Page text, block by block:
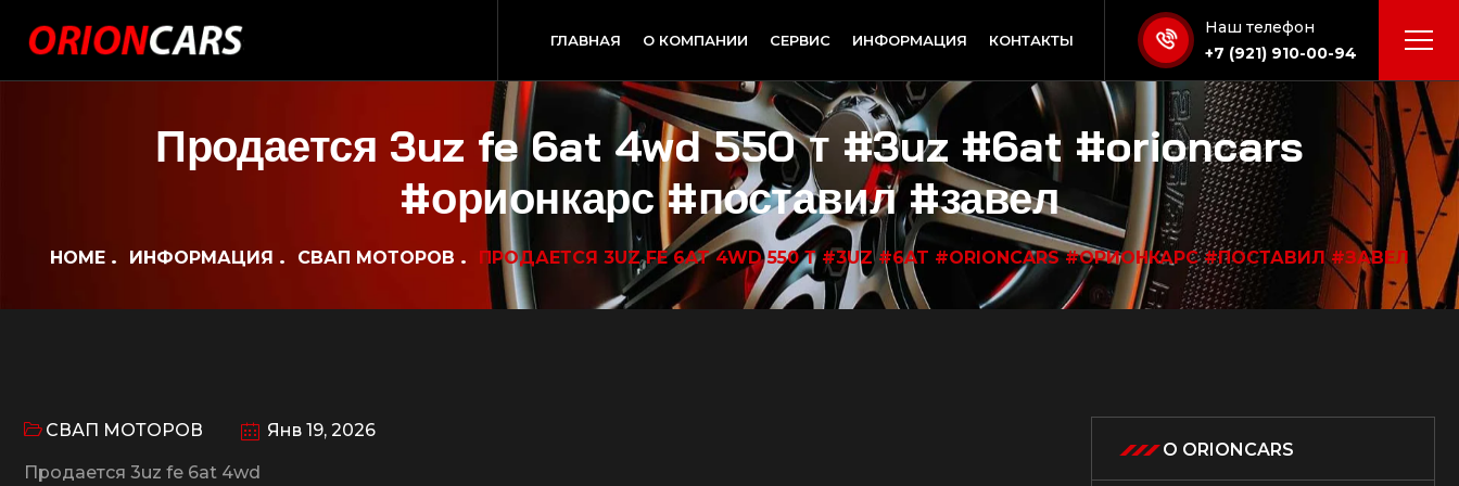
ГЛАВНАЯ О КОМПАНИИ СЕРВИС ИНФОРМАЦИЯ КОНТАКТЫ
Наш телефон
+7 (921) 910-00-94
Продается 3uz fe 6at 4wd 550 т #3uz #6at #orioncars
#орионкарс #поставил #завел
HOME ИНФОРМАЦИЯ СВАП МОТОРОВ ПРОДАЕТСЯ 3UZ FE 6AT 4WD 550 Т #3UZ #6AT #ORIONCARS #ОРИОНКАРС #ПОСТАВИЛ #ЗАВЕЛ
СВАП МОТОРОВ Янв 19, 2026
Продается 3uz fe 6at 4wd
О ORIONCARS